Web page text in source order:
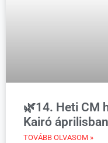
🌿14. Heti CM
Kairó
TOVÁBB OLVASOM »